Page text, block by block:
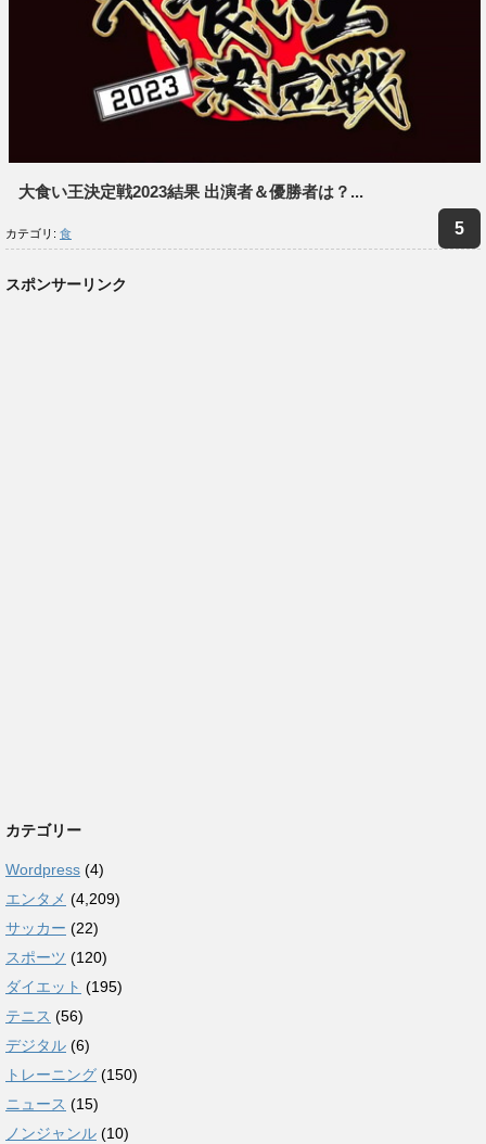
大食い王決定戦2023結果 出演者＆優勝者は？...
カテゴリ: 食
スポンサーリンク
カテゴリー
Wordpress (4)
エンタメ (4,209)
サッカー (22)
スポーツ (120)
ダイエット (195)
テニス (56)
デジタル (6)
トレーニング (150)
ニュース (15)
ノンジャンル (10)